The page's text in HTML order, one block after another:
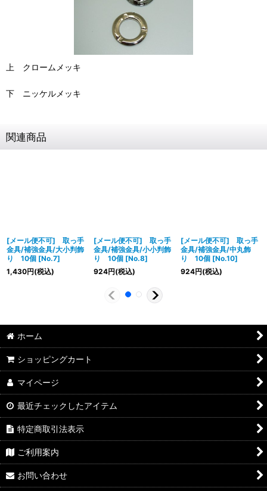
上 クロームメッキ
下 ニッケルメッキ
関連商品
[メール便不可] 取っ手
金具/補強金具/大小判飾
り 10個 [No.7]
1,430円(税込)
[メール便不可] 取っ手
金具/補強金具/小小判飾
り 10個 [No.8]
924円(税込)
[メール便不可] 取っ手
金具/補強金具/中丸飾
り 10個 [No.10]
924円(税込)
ホーム
ショッピングカート
マイページ
最近チェックしたアイテム
特定商取引法表示
ご利用案内
お問い合わせ